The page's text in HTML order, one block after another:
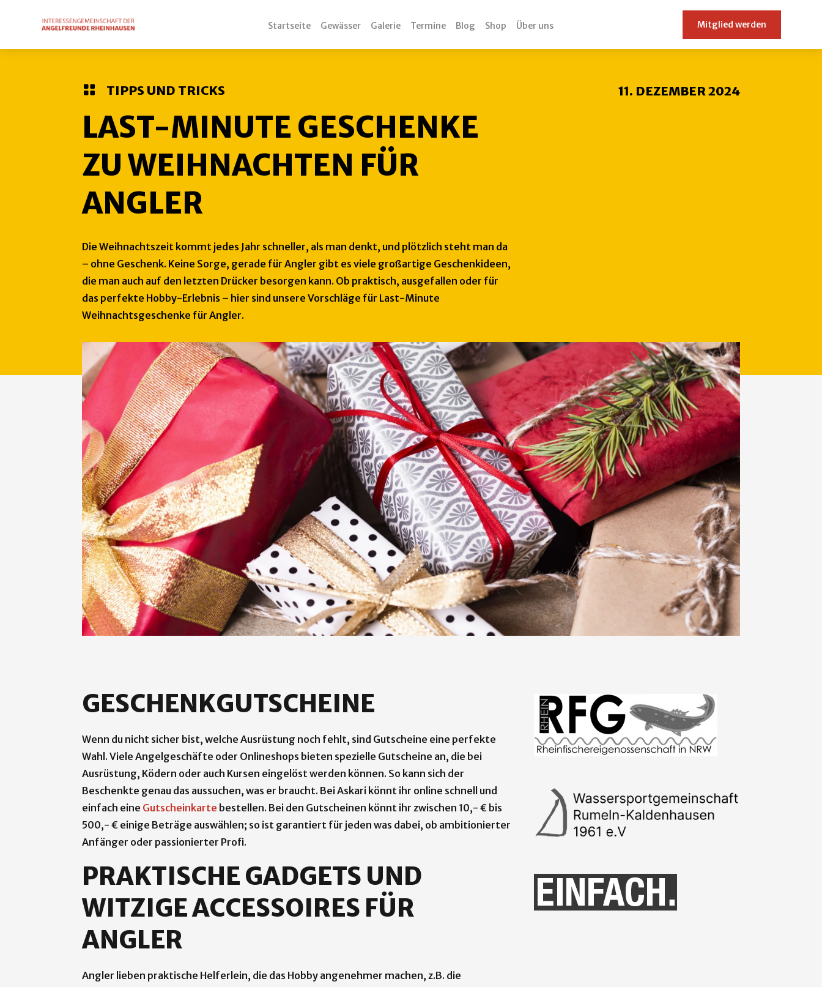
Startseite Gewässer Galerie Termine Blog Shop Über uns Mitglied werden
 TIPPS UND TRICKS
LAST-MINUTE GESCHENKE
ZU WEIHNACHTEN FÜR
ANGLER
Die Weihnachtszeit kommt jedes Jahr schneller, als man denkt, und plötzlich steht man da
– ohne Geschenk. Keine Sorge, gerade für Angler gibt es viele großartige Geschenkideen,
die man auch auf den letzten Drücker besorgen kann. Ob praktisch, ausgefallen oder für
das perfekte Hobby-Erlebnis – hier sind unsere Vorschläge für Last-Minute
Weihnachtsgeschenke für Angler.
11. DEZEMBER 2024
GESCHENKGUTSCHEINE
Wenn du nicht sicher bist, welche Ausrüstung noch fehlt, sind Gutscheine eine perfekte
Wahl. Viele Angelgeschäfte oder Onlineshops bieten spezielle Gutscheine an, die bei
Ausrüstung, Ködern oder auch Kursen eingelöst werden können. So kann sich der
Beschenkte genau das aussuchen, was er braucht. Bei Askari könnt ihr online schnell und
einfach eine Gutscheinkarte bestellen. Bei den Gutscheinen könnt ihr zwischen 10,- € bis
500,- € einige Beträge auswählen; so ist garantiert für jeden was dabei, ob ambitionierter
Anfänger oder passionierter Profi.
PRAKTISCHE GADGETS UND
WITZIGE ACCESSOIRES FÜR
ANGLER
Angler lieben praktische Helferlein, die das Hobby angenehmer machen, z.B. die